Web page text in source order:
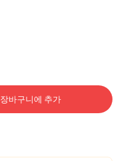
장바구니에 추가